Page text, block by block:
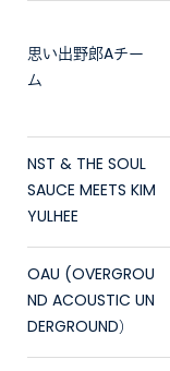
思い出野郎Aチー
ム
NST & THE SOUL
SAUCE MEETS KIM
YULHEE
OAU (OVERGROU
ND ACOUSTIC UN
DERGROUND）